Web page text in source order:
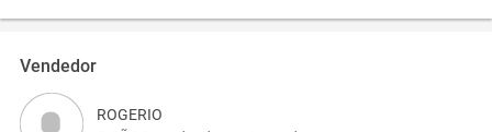
Vendedor
ROGERIO